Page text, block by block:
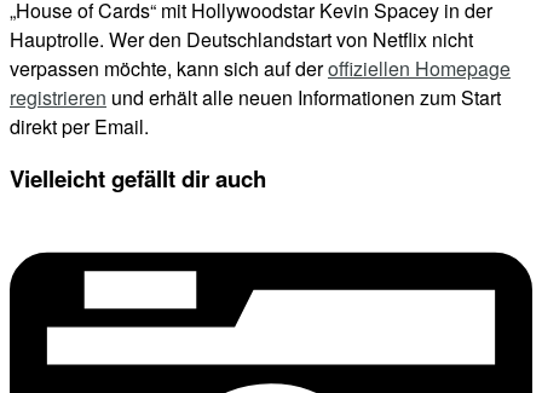
„House of Cards“ mit Hollywoodstar Kevin Spacey in der
Hauptrolle. Wer den Deutschlandstart von Netflix nicht
verpassen möchte, kann sich auf deroffiziellen Homepage
registrieren und erhält alle neuen Informationen zum Start
direkt per Email.
Vielleicht gefällt dir auch